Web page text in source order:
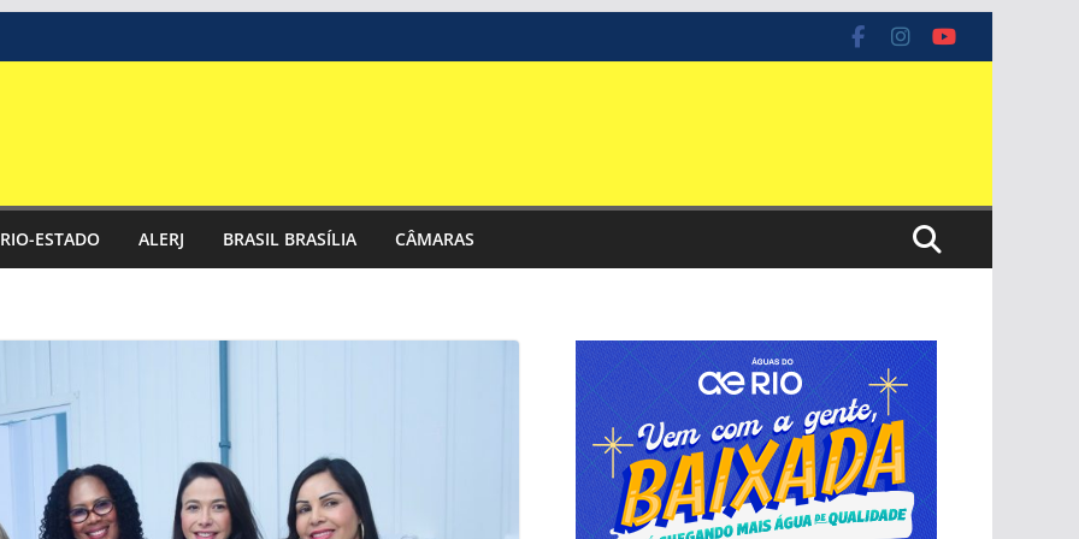
RIO-ESTADO ALERJ BRASIL BRASÍLIA CÂMARAS